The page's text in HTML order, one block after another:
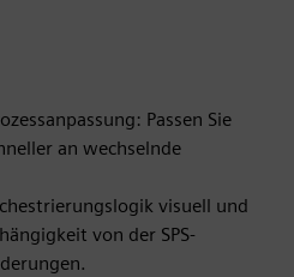
Passen Sie
an wechselnde
visuell und
von der SPS-